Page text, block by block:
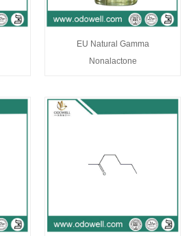
EU Natural Gamma
Nonalactone